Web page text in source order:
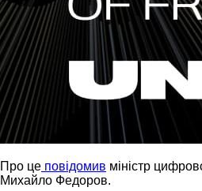
Про це повідомив міністр
Михайло Федоров.